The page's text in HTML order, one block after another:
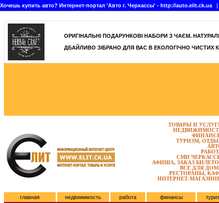
Хочешь купить авто? Интернет-портал 'Авто г. Черкассы' - http://auto.elit.ck.ua [
]
ОРИГІНАЛЬНІ ПОДАРУНКОВІ НАБОРИ З ЧАЄМ.
ДБАЙЛИВО ЗІБРАНО ДЛЯ ВАС В ЕКОЛОГІЧНО ЧИСТИХ
ТОВАРЫ И
ТУРИЗМ,
СМИ
АФИША, ЗАКАЗ
ВСЕ ДЛЯ
РЕСТОРАНЫ,
ИНТЕРНЕТ-
главная недвижимость работа финансы